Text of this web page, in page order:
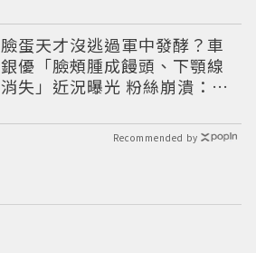
臉蛋天才沒逃過軍中發酵？車
銀優「臉頰腫成饅頭、下顎線
消失」近況曝光 粉絲崩潰：空
Recommended by